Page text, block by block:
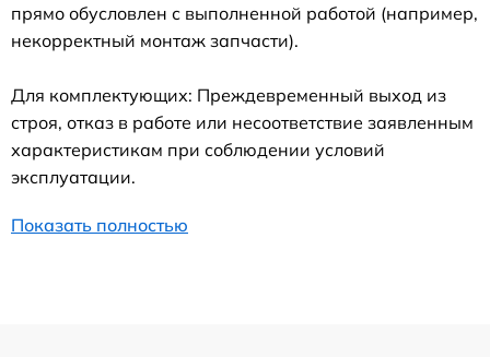
прямо обусловлен с выполненной работой (например,
некорректный монтаж запчасти).
Для комплектующих: Преждевременный выход из
строя, отказ в работе или несоответствие заявленным
характеристикам при соблюдении условий
эксплуатации.
Показать полностью